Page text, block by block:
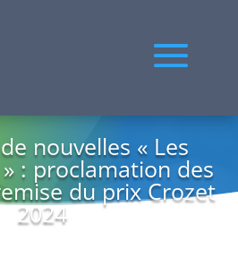
nouvelles « Les
: proclamation des
du prix Crozet
2024